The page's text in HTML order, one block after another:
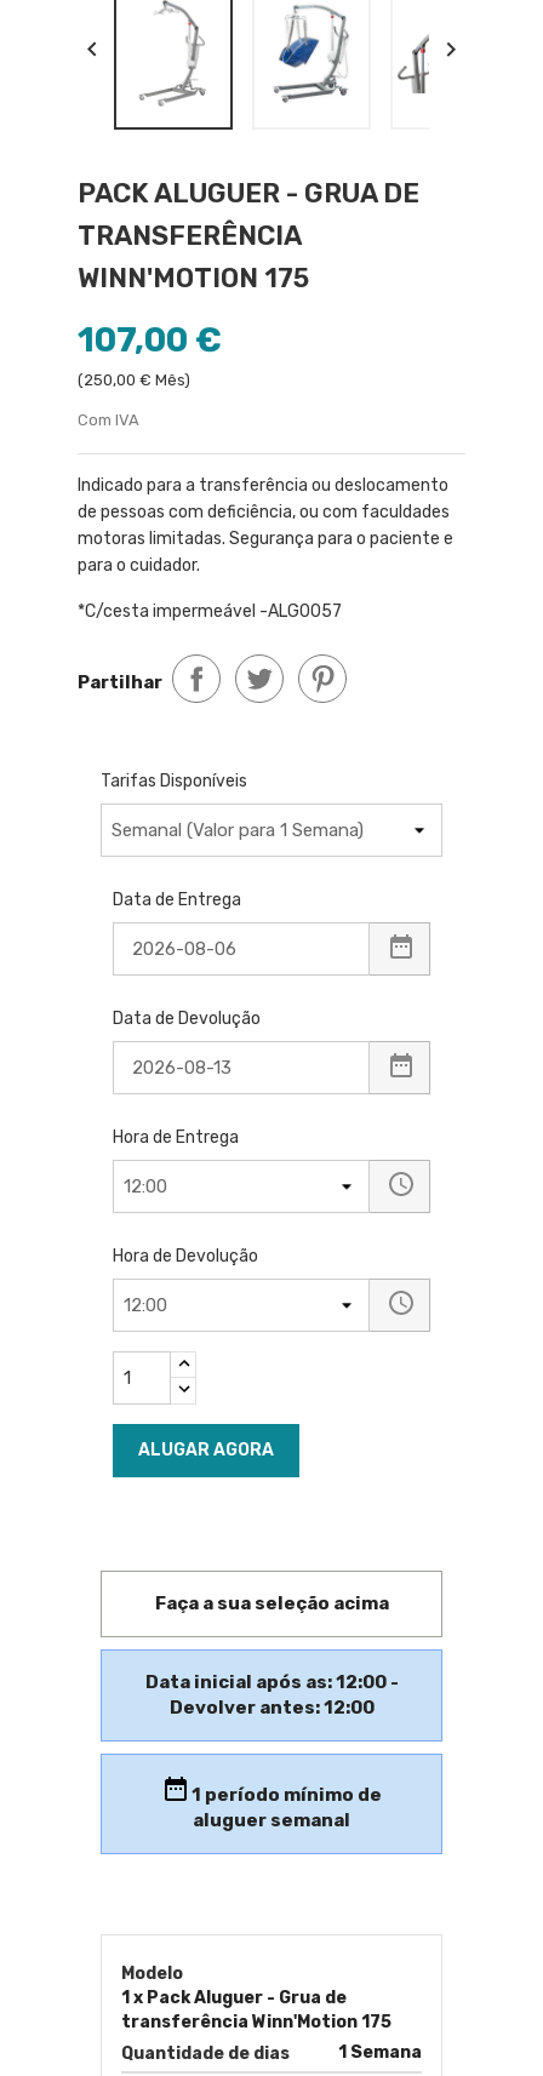
 
PACK ALUGUER - GRUA DE
TRANSFERÊNCIA
WINN'MOTION 175
107,00 €
(250,00 € Mês)
Com IVA
Indicado para a transferência ou deslocamento
de pessoas com deficiência, ou com faculdades
motoras limitadas. Segurança para o paciente e
para o cuidador.
*C/cesta impermeável -ALG0057
Partilhar
Tarifas Disponíveis
Data de Entrega
Data de Devolução
Hora de Entrega
Hora de Devolução
ALUGAR AGORA
Faça a sua seleção acima
Data inicial após as: 12:00 -
Devolver antes: 12:00
1 período mínimo de
aluguer semanal
Modelo
1 x Pack Aluguer - Grua de
transferência Winn'Motion 175
Quantidade de dias
1 Semana